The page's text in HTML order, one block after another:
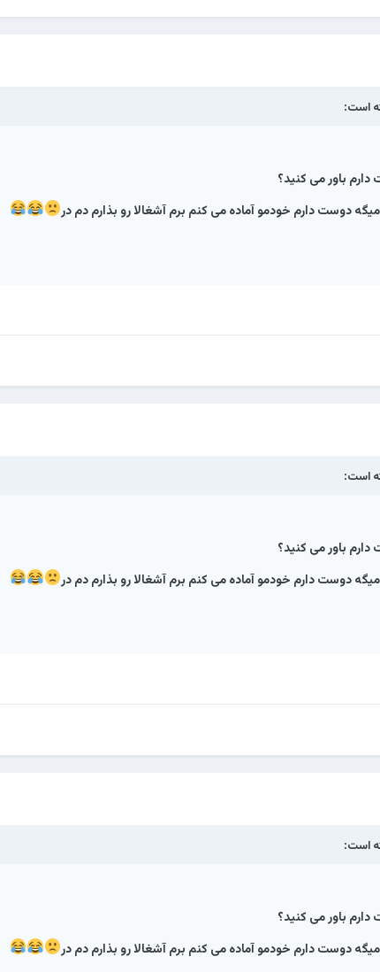
است:
باور می کنید؟
دوست دارم خودمو آماده می کنم برم آشغالا رو بذارم دم در
است:
باور می کنید؟
دوست دارم خودمو آماده می کنم برم آشغالا رو بذارم دم در
است:
باور می کنید؟
دوست دارم خودمو آماده می کنم برم آشغالا رو بذارم دم در